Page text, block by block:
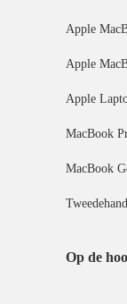
Apple
Apple
Apple
MacBook
MacBook
Op de